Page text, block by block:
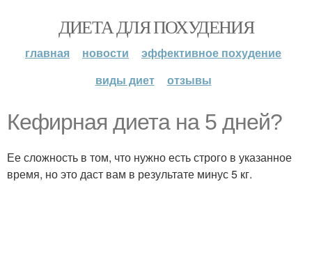
ДИЕТА ДЛЯ ПОХУДЕНИЯ
главная новости
эффективное похудение
виды диет
отзывы
Кефирная диета на 5 дней?
Ее сложность в том, что нужно есть строго в указанное
время, но это даст вам в результате минус 5 кг.